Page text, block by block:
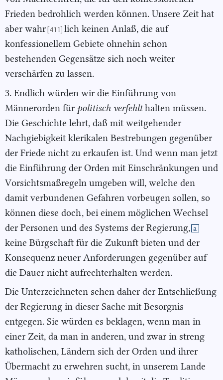
Frieden bedrohlich werden können. Unsere Zeit hat
aber wahr[411] lich keinen Anlaß, die auf
konfessionellem Gebiete ohnehin schon
bestehenden Gegensätze sich noch weiter
verschärfen zu lassen.
3. Endlich würden wir die Einführung von
Männerorden für politisch verfehlthalten müssen.
Die Geschichte lehrt, daß mit weitgehender
Nachgiebigkeit klerikalen Bestrebungen gegenüber
der Friede nicht zu erkaufen ist. Und wenn man jetzt
die Einführung der Orden mit Einschränkungen und
Vorsichtsmaßregeln umgeben will, welche den
damit verbundenen Gefahren vorbeugen sollen, so
können diese doch, bei einem möglichen Wechsel
der Personen und des Systems der Regierung, a
keine Bürgschaft für die Zukunft bieten und der
Konsequenz neuer Anforderungen gegenüber auf
die Dauer nicht aufrechterhalten werden.
Die Unterzeichneten sehen daher der Entschließung
der Regierung in dieser Sache mit Besorgnis
entgegen. Sie würden es beklagen, wenn man in
einer Zeit, da man in anderen, und zwar in streng
katholischen, Ländern sich der Orden und ihrer
Übermacht zu erwehren sucht, in unserem Lande